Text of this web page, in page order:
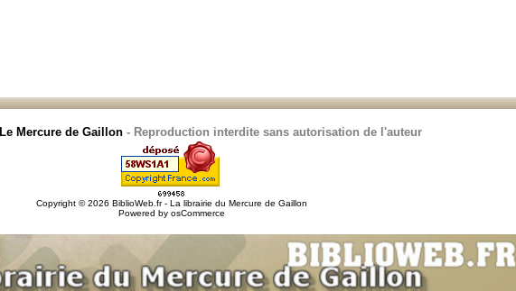
Le Mercure de Gaillon - Reproduction interdite sans autorisation de l'auteur
Copyright © 2026 BiblioWeb.fr - La librairie du Mercure de Gaillon
Powered by osCommerce